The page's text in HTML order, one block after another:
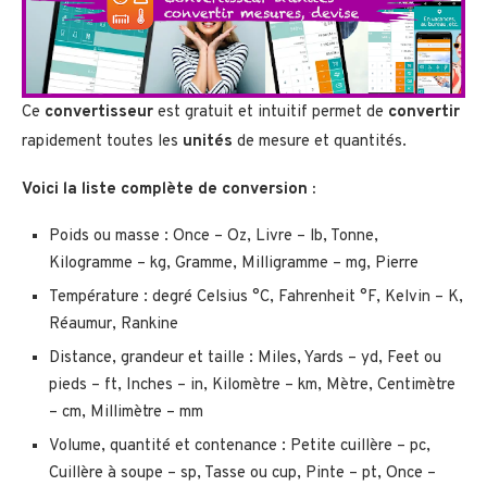
Ce convertisseur est gratuit et intuitif permet de convertir
rapidement toutes les unités de mesure et quantités.
Voici la liste complète de conversion :
Poids ou masse : Once – Oz, Livre – lb, Tonne,
Kilogramme – kg, Gramme, Milligramme – mg, Pierre
Température : degré Celsius °C, Fahrenheit °F, Kelvin – K,
Réaumur, Rankine
Distance, grandeur et taille : Miles, Yards – yd, Feet ou
pieds – ft, Inches – in, Kilomètre – km, Mètre, Centimètre
– cm, Millimètre – mm
Volume, quantité et contenance : Petite cuillère – pc,
Cuillère à soupe – sp, Tasse ou cup, Pinte – pt, Once –